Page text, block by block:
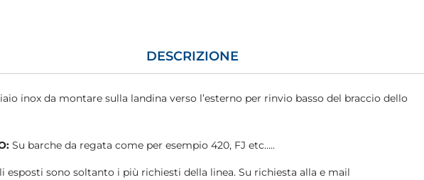
DESCRIZIONE
inox da montare sulla landina verso l’esterno per rinvio basso del braccio dello
Su barche da regata come per esempio 420, FJ etc…..
esposti sono soltanto i più richiesti della linea. Su richiesta alla e mail